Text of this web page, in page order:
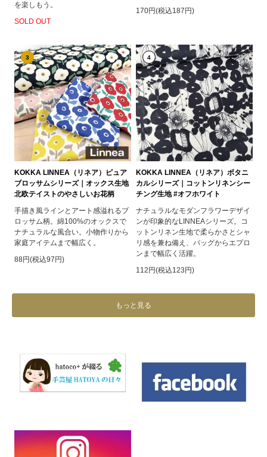
を楽しもう。
SOLD OUT
170円(税込187円)
3
KOKKA LINNEA（リネア）ピュア
ブロッサムシリーズ｜オックス生地
北欧テイストのやさしいお花柄
手描き風ラインとアート感溢れるブ
ロッサム柄。綿100%のオックスで
ナチュラルな風合い。小物作りから
家庭アイテムまで幅広く。
88円(税込97円)
4
KOKKA LINNEA（リネア）ボタニ
カルシリーズ｜コットンリネンシー
チング生地 #オフホワイト
ナチュラルなモダンフラワーデザイ
ンが印象的なLINNEAシリーズ。コ
ットンリネン生地で柔らかさとシャ
リ感を兼ね備え、バッグからエプロ
ンまで幅広く活躍。
112円(税込123円)
もっと見る